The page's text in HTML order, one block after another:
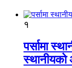
१
पर्सामा